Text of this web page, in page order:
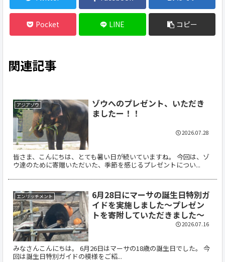
Pocket LINE コピー
関連記事
アジアゾウ
ゾウへのプレゼント、いただき
ましたー！！
皆さま、こんにちは、とても暑い日が続いていますね。 今回は、ゾ
ウ達のために寄贈いただいた、季節を感じるプレゼントについ...
2026.07.28
エンリッチメント
6月28日にマーサの誕生日特別ガ
イドを実施しました～プレゼン
トを寄附していただきました～
みなさんこんにちは。 6月26日はマーサの18歳の誕生日でした。 今
回は誕生日特別ガイドの模様をご紹...
2026.07.16